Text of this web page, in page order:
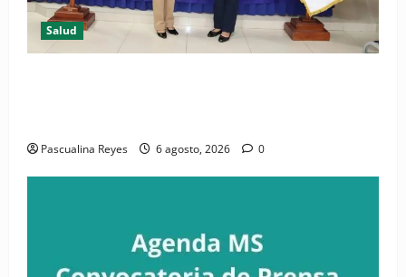
Salud
Pascualina Reyes 6 agosto, 2026 0